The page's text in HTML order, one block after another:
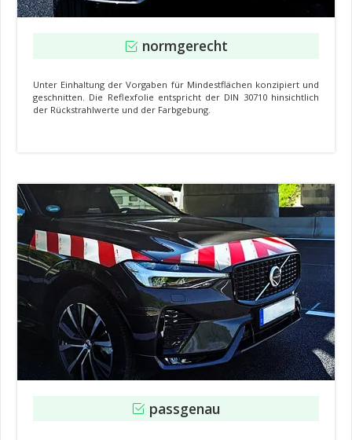
normgerecht
Unter Einhaltung der Vorgaben für Mindestflächen konzipiert und
geschnitten. Die Reflexfolie entspricht der DIN 30710 hinsichtlich
der Rückstrahlwerte und der Farbgebung.
passgenau